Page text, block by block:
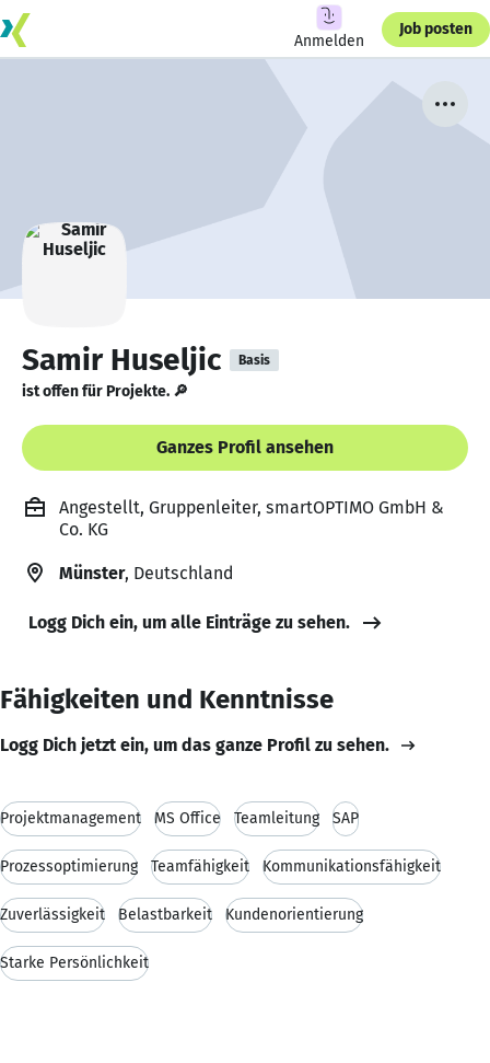
Anmelden
Job posten
Samir Huseljic Basis
ist offen für Projekte. 🔎
Ganzes Profil ansehen
Angestellt, Gruppenleiter, smartOPTIMO GmbH &
Co. KG
Münster, Deutschland
Logg Dich ein, um alle Einträge zu sehen.
Fähigkeiten und Kenntnisse
Logg Dich jetzt ein, um das ganze Profil zu sehen.
Projektmanagement MS Office Teamleitung SAP
Prozessoptimierung Teamfähigkeit Kommunikationsfähigkeit
Zuverlässigkeit Belastbarkeit Kundenorientierung
Starke Persönlichkeit